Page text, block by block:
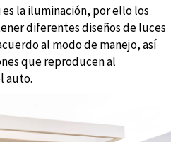
la iluminación, por ello los
diferentes diseños de luces
al modo de manejo, así
que reproducen al
auto.